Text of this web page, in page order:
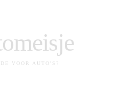
VOOR AUTO'S?